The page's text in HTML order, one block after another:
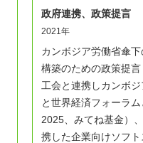
政府連携、政策提言
2021年
カンボジア労働省傘
構築のための政策提
工会と連携しカンボ
と世界経済フォーラ
2025、みてね基金）
携した企業向けソフ